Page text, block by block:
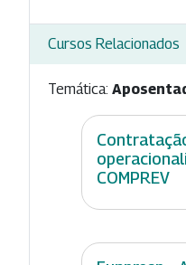
Cursos Relacionados
Temática:
COMPREV